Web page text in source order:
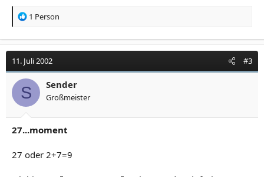
R
a
t
i
o
n
e
1 Person
11. Juli 2002 #3
S Sender
Großmeister
27...moment
27 oder 2+7=9